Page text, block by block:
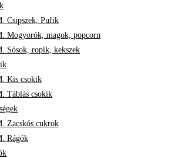
Csipszek, Pufik
Mogyorók, magok, popcorn
Sósok, ropik, kekszek
Kis csokik
Táblás csokik
Zacskós cukrok
Rágók